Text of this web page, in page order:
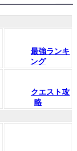
最強ランキ
ング
クエスト攻
略